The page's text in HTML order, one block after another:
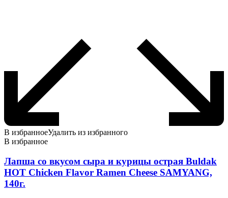
В избранноеУдалить из избранного
В избранное
Лапша со вкусом сыра и курицы острая Buldak
HOT Chicken Flavor Ramen Cheese SAMYANG,
140г.